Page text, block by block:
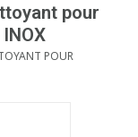
pour
POUR